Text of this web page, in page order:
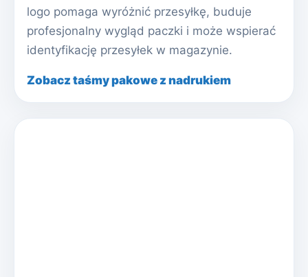
logo pomaga wyróżnić przesyłkę, buduje
profesjonalny wygląd paczki i może wspierać
identyfikację przesyłek w magazynie.
Zobacz taśmy pakowe z nadrukiem